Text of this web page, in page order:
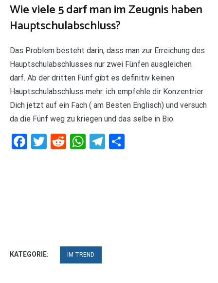
Wie viele 5 darf man im Zeugnis haben
Hauptschulabschluss?
Das Problem besteht darin, dass man zur Erreichung des
Hauptschulabschlusses nur zwei Fünfen ausgleichen
darf. Ab der dritten Fünf gibt es definitiv keinen
Hauptschulabschluss mehr. ich empfehle dir Konzentrier
Dich jetzt auf ein Fach ( am Besten Englisch) und versuch
da die Fünf weg zu kriegen und das selbe in Bio.
Facebook
Twitter
RedditWhatsApp
Telegram
KATEGORIE: IM TREND